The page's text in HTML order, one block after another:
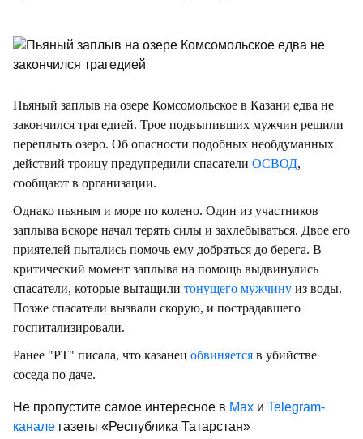
Пьяный заплыв на озере Комсомольское в Казани едва не
закончился трагедией. Трое подвыпивших мужчин решили
переплыть озеро. Об опасности подобных необдуманных
действий троицу предупредили спасатели ОСВОД,
сообщают в организации.
Однако пьяным и море по колено. Один из участников
заплыва вскоре начал терять силы и захлебываться. Двое его
приятелей пытались помочь ему добраться до берега. В
критический момент заплыва на помощь выдвинулись
спасатели, которые вытащили тонущего мужчину из воды.
Позже спасатели вызвали скорую, и пострадавшего
госпитализировали.
Ранее "РТ" писала, что казанец обвиняется в убийстве
соседа по даче.
Не пропустите самое интересное в Max и Telegram-
канале газеты «Республика Татарстан»